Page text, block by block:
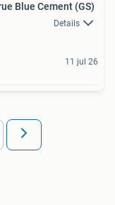
Blue Cement (GS)
Details
11 jul 26